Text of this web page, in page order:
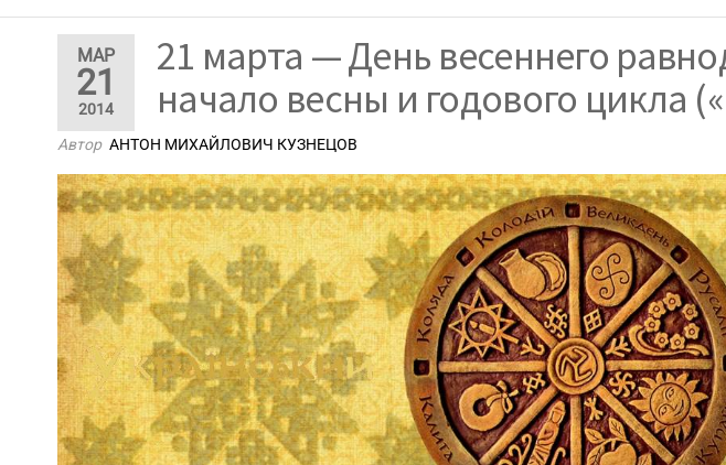
МАР
21
2014
21 марта — День весеннего
начало весны и годового цикла
Автор АНТОН МИХАЙЛОВИЧ КУЗНЕЦОВ